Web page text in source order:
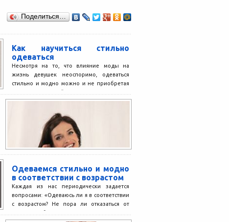
Поделиться…
Как научиться стильно
одеваться
Несмотря на то, что влияние моды на
жизнь девушек неоспоримо, одеваться
стильно и модно можно и не приобретая
изысканных вещей....
Одеваемся стильно и модно
в соответствии с возрастом
Каждая из нас периодически задается
вопросами: «Одеваюсь ли я в соответствии
с возрастом? Не пора ли отказаться от
коротких юбок...